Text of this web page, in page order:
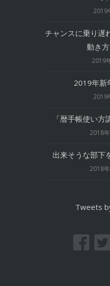
2019
チャンスに乗り
動き
2019
2019年
2019
「暦手帳使い
2018
出来そうな部下
2018
Tweets